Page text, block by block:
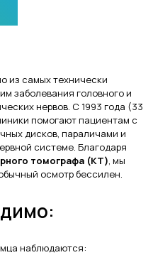
из самых технически
заболевания головного и
нервов. С 1993 года (33
помогают пациентам с
дисков, параличами и
системе. Благодаря
томографа (КТ), мы
осмотр бессилен.
наблюдаются: